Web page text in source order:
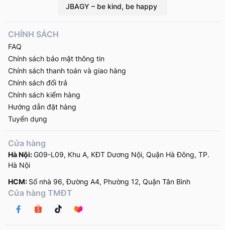
JBAGY – be kind, be happy
Cửa hàng
Hà Nội:G09-L09, Khu A, KĐT Dương Nội, Quận Hà Đông, TP.
Hà Nội
HCM: Số nhà 96, Đường A4, Phường 12, Quận Tân Bình
Cửa hàng TMĐT
CHÍNH SÁCH
FAQ
Chính sách bảo mật thông tin
Chính sách thanh toán và giao hàng
Chính sách đổi trả
Chính sách kiểm hàng
Hướng dẫn đặt hàng
Tuyển dụng